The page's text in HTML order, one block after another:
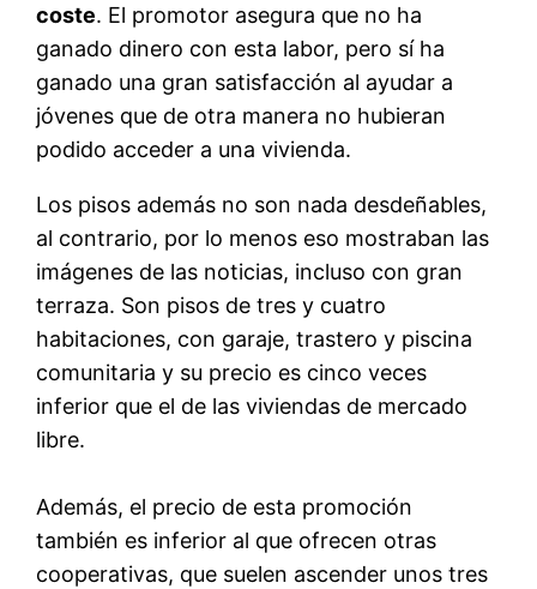
coste. El promotor asegura que no ha
ganado dinero con esta labor, pero sí ha
ganado una gran satisfacción al ayudar a
jóvenes que de otra manera no hubieran
podido acceder a una vivienda.
Los pisos además no son nada desdeñables,
al contrario, por lo menos eso mostraban las
imágenes de las noticias, incluso con gran
terraza. Son pisos de tres y cuatro
habitaciones, con garaje, trastero y piscina
comunitaria y su precio es cinco veces
inferior que el de las viviendas de mercado
libre.
Además, el precio de esta promoción
también es inferior al que ofrecen otras
cooperativas, que suelen ascender unos tres